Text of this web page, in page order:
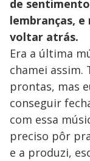
de
lembranças, e
voltar atrás.
Era a última
chamei assim.
prontas, mas
conseguir
com essa
preciso pôr
e a produzi,